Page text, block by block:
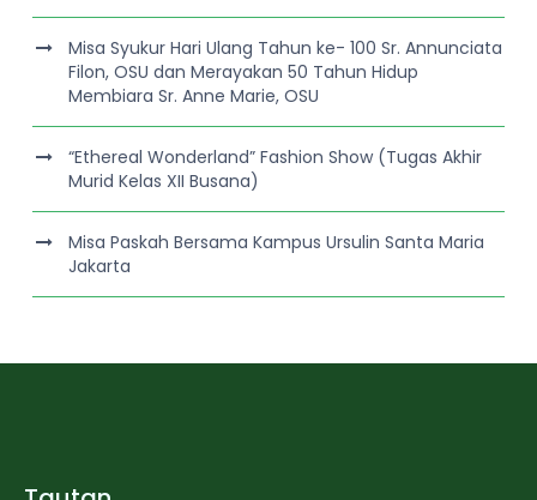
Misa Syukur Hari Ulang Tahun ke- 100 Sr. Annunciata
Filon, OSU dan Merayakan 50 Tahun Hidup
Membiara Sr. Anne Marie, OSU
“Ethereal Wonderland” Fashion Show (Tugas Akhir
Murid Kelas XII Busana)
Misa Paskah Bersama Kampus Ursulin Santa Maria
Jakarta